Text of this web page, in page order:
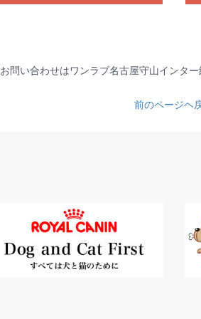
お問い合わせはワンラブ名古屋守山インタ
前のページヘ